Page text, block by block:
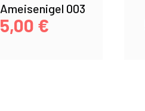
Ameisenigel 003
5,00 €